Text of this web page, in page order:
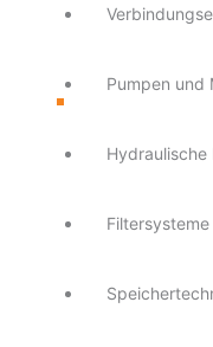
Pumpen und
Hydraulische